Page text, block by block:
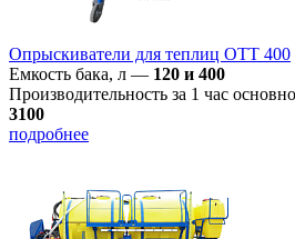
Опрыскиватели для теплиц ОТТ 400
Емкость бака, л — 120 и 400
Производительность за 1 час
3100
подробнее